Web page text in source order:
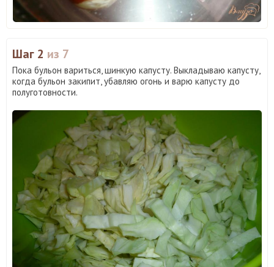
Шаг 2 из 7
Пока бульон вариться, шинкую капусту. Выкладываю капусту,
когда бульон закипит, убавляю огонь и варю капусту до
полуготовности.